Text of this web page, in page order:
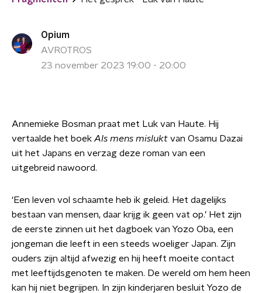
Opium
AVROTROS
23 november 2023 19:00 - 20:00
Annemieke Bosman praat met Luk van Haute. Hij
vertaalde het boek Als mens mislukt van Osamu Dazai
uit het Japans en verzag deze roman van een
uitgebreid nawoord.
‘Een leven vol schaamte heb ik geleid. Het dagelijks
bestaan van mensen, daar krijg ik geen vat op.’ Het zijn
de eerste zinnen uit het dagboek van Yozo Oba, een
jongeman die leeft in een steeds woeliger Japan. Zijn
ouders zijn altijd afwezig en hij heeft moeite contact
met leeftijdsgenoten te maken. De wereld om hem heen
kan hij niet begrijpen. In zijn kinderjaren besluit Yozo de